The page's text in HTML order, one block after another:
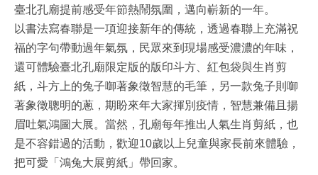
臺北孔廟提前感受年節熱鬧氛圍，邁向嶄新的一年。
以書法寫春聯是一項迎接新年的傳統，透過春聯上充滿祝
福的字句帶動過年氣氛，民眾來到現場感受濃濃的年味，
還可體驗臺北孔廟限定版的版印斗方、紅包袋與生肖剪
紙，斗方上的兔子啣著象徵智慧的毛筆，另一款兔子則啣
著象徵聰明的蔥，期盼來年大家揮別疫情，智慧兼備且揚
眉吐氣鴻圖大展。當然，孔廟每年推出人氣生肖剪紙，也
是不容錯過的活動，歡迎10歲以上兒童與家長前來體驗，
把可愛「鴻兔大展剪紙」帶回家。